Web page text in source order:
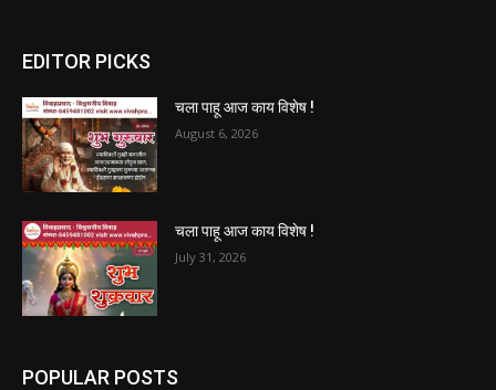
EDITOR PICKS
चला पाहू आज काय विशेष !
August 6, 2026
चला पाहू आज काय विशेष !
July 31, 2026
POPULAR POSTS